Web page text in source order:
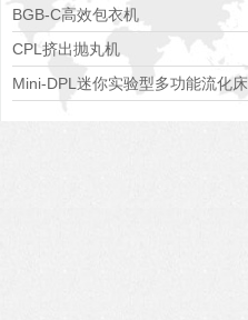
BGB-C高效包衣机
CPL挤出抛丸机
Mini-DPL迷你实验型多功能流化床